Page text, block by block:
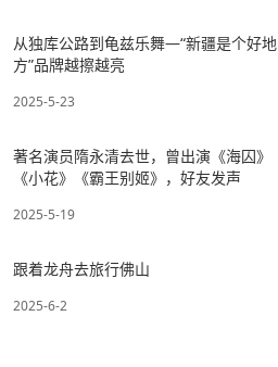
从独库公路到龟兹乐舞—“新疆是个好地
方”品牌越擦越亮
2025-5-23
著名演员隋永清去世，曾出演《海囚》
《小花》《霸王别姬》，好友发声
2025-5-19
跟着龙舟去旅行佛山
2025-6-2